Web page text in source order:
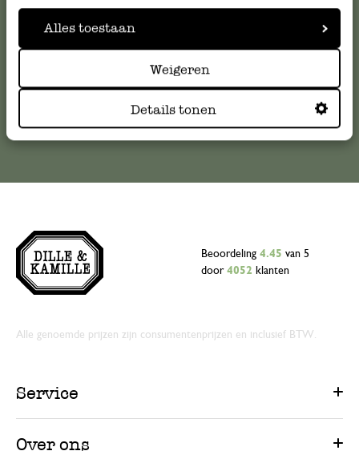
Alles toestaan
Weigeren
Details tonen
klantenservice@dille-kamille.com
Beoordeling 4.45 van 5
door 4052 klanten
Alle genoemde prijzen zijn consumentenprijzen en inclusief BTW.
Service
Over ons